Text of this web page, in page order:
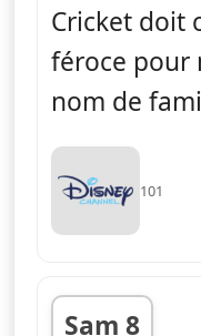
Cricket doit
féroce pour
nom de
101
Sam 8